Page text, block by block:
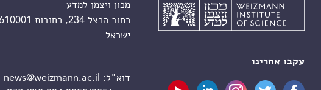
עקבו אחרינו
מכון ויצמן למדע
רחוב הרצל 234, רחובות 7610001
ישראל
דוא"ל:
news@weizmann.ac.il